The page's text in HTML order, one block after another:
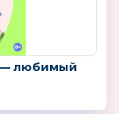
— любимый